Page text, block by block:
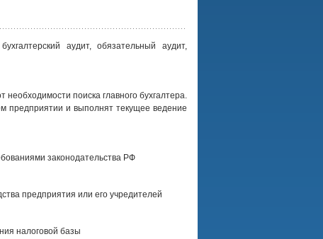
аудит, обязательный аудит,
необходимости поиска главного бухгалтера.
и выполнят текущее ведение
законодательства РФ
предприятия или его учредителей
налоговой базы